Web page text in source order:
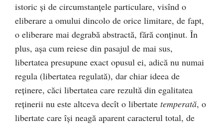
istoric şi de circumstanţele particulare, visînd o
eliberare a omului dincolo de orice limitare, de fapt,
o eliberare mai degrabă abstractă, fără conţinut. În
plus, aşa cum reiese din pasajul de mai sus,
libertatea presupune exact opusul ei, adică nu numai
regula (libertatea regulată), dar chiar ideea de
reţinere, căci libertatea care rezultă din egalitatea
reţinerii nu este altceva decît o libertate temperată, o
libertate care îşi neagă aparent caracterul total, de